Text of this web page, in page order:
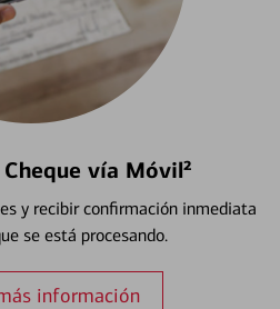
vía Móvil²
y recibir confirmación inmediata
se está procesando.
información